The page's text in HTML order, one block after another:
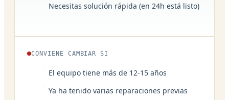
Necesitas solución rápida (en 24h está listo)
CONVIENE CAMBIAR SI
El equipo tiene más de 12-15 años
Ya ha tenido varias reparaciones previas